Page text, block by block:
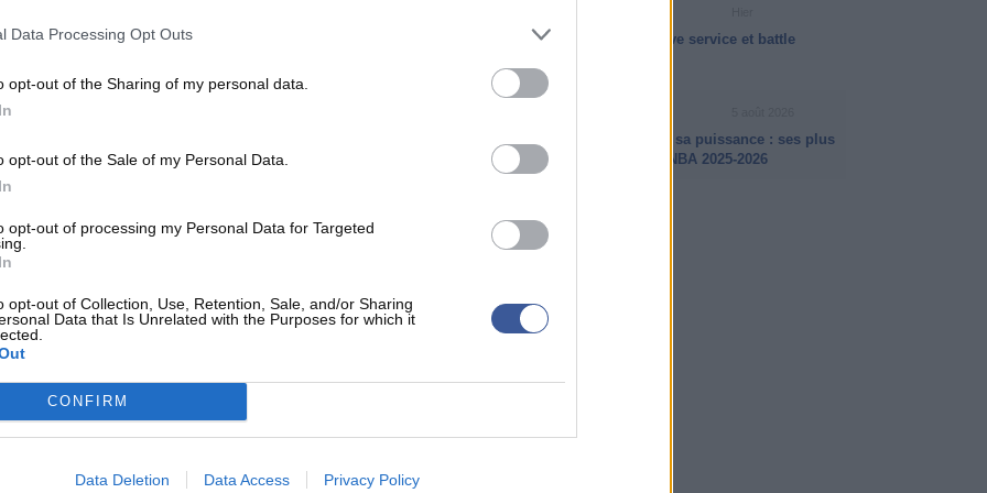
Data Processing Opt Outs
opt-out of the Sharing of my personal data.
opt-out of the Sale of my Personal Data.
opt-out of processing my Personal Data for Targeted
opt-out of Collection, Use, Retention, Sale, and/or Sharing
Data that Is Unrelated with the Purposes for which it
CONFIRM
Data Deletion Data Access Privacy Policy
25 passes décisives. Individuellement,
LeBron James
passes et 7 rebonds. Difficile de lutter face à
85 des 134 points de la franchise
20 points de retard en première mi-temps,
dans le troisième quart-temps, 38 à 30 en
avec 29 points et 6 passes tandis que
10 passes et 8 rebonds.Memphis a dû se
, gentillement remercié
place de l'Ouest avec 45-29 tandis que
La psychologie des jeux live service et battle
Jalen Johnson a fait parler sa puissance : ses plus
beaux dunks de la saison NBA 2025-2026